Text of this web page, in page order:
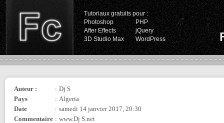
Tutoriaux gratuits pour :
Photoshop
PHP
After Effects
jQuery
3D Studio Max
WordPress
Auteur : : Dj S
Pays
: Algeria
Date
: samedi 14 janvier 2017, 20:30
Commentaire : www.Dj S.net